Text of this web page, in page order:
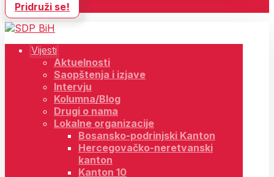
Pridruži se!
Vijesti
Aktuelnosti
Saopštenja i izjave
Intervju
Kolumna/Blog
Drugi o nama
Lokalne organizacije
Bosansko-podrinjski Kanton
Hercegovačko-neretvanski
kanton
Kanton 10